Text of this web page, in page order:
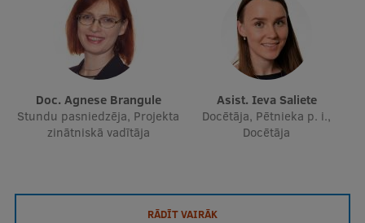
Doc. Agnese Brangule
Stundu pasniedzēja, Projekta
zinātniskā vadītāja
Asist. Ieva Saliete
Docētāja, Pētnieka p. i.,
Docētāja
RĀDĪT VAIRĀK